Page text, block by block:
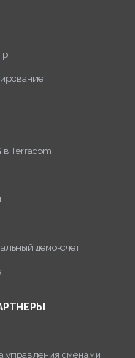
в Terracom
демо-счет
управления сменами